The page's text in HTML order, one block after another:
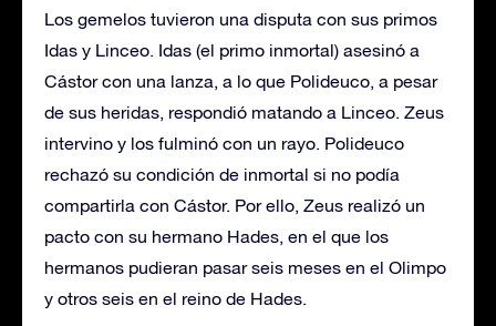
Los gemelos tuvieron una disputa con sus primos
Idas y Linceo. Idas (el primo inmortal) asesinó a
Cástor con una lanza, a lo que Polideuco, a pesar
de sus heridas, respondió matando a Linceo. Zeus
intervino y los fulminó con un rayo. Polideuco
rechazó su condición de inmortal si no podía
compartirla con Cástor. Por ello, Zeus realizó un
pacto con su hermano Hades, en el que los
hermanos pudieran pasar seis meses en el Olimpo
y otros seis en el reino de Hades.